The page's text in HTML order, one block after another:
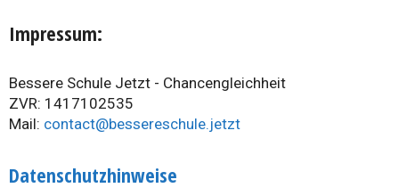
Impressum:
Bessere Schule Jetzt - Chancengleichheit
ZVR: 1417102535
Mail: contact@bessereschule.jetzt
Datenschutzhinweise